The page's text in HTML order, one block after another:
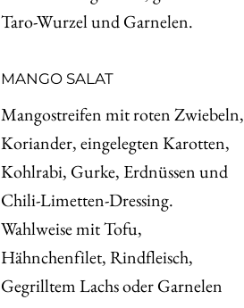
Taro-Wurzel und Garnelen.
MANGO SALAT
Mangostreifen mit roten Zwiebeln,
Koriander, eingelegten Karotten,
Kohlrabi, Gurke, Erdnüssen und
Chili-Limetten-Dressing.
Wahlweise mit Tofu,
Hähnchenfilet, Rindfleisch,
Gegrilltem Lachs oder Garnelen